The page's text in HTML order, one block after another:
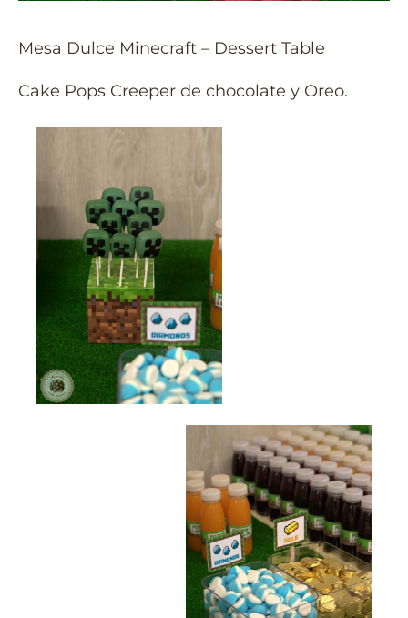
Mesa Dulce Minecraft – Dessert Table
Cake Pops Creeper de chocolate y Oreo.